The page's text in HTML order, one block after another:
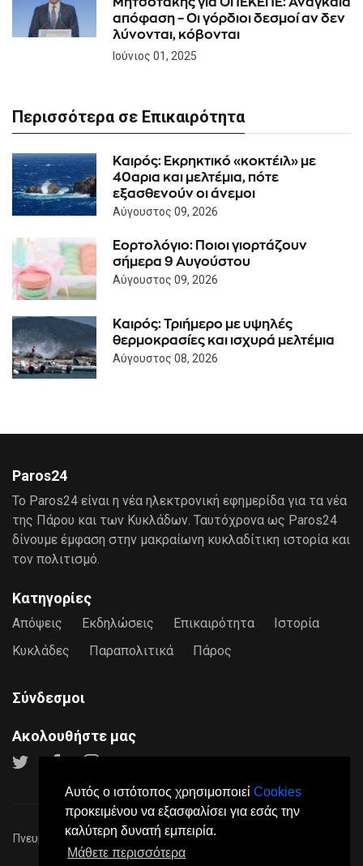
Αυτός ο ιστότοπος χρησιμοποιεί Cookies
προκειμένου να εξασφαλίσει για εσάς την
καλύτερη δυνατή εμπειρία.
Μάθετε περισσότερα
απόφαση – Οι γόρδιοι δεσμοί αν δεν
λύνονται, κόβονται
Ιούνιος 01, 2025
Περισσότερα σε Επικαιρότητα
Καιρός: Eκρηκτικό «κοκτέιλ» με
40αρια και μελτέμια, πότε
εξασθενούν οι άνεμοι
Αύγουστος 09, 2026
Εορτολόγιο: Ποιοι γιορτάζουν
σήμερα 9 Αυγούστου
Αύγουστος 09, 2026
Καιρός: Τριήμερο με υψηλές
θερμοκρασίες και ισχυρά μελτέμια
Αύγουστος 08, 2026
Paros24
Το Paros24 είναι η νέα ηλεκτρονική εφημερίδα για τα νέα
της Πάρου και των Κυκλάδων. Ταυτόχρονα ως Paros24
δίνουμε έμφαση στην μακραίωνη κυκλαδίτικη ιστορία και
τον πολιτισμό.
Κατηγορίες
Απόψεις Εκδηλώσεις Επικαιρότητα
Ιστορία
Κυκλάδες
Παραπολιτικά Πάρος
Σύνδεσμοι
Ακολουθήστε μας
Πνευματικά Δικαιώματα © 2026Paros24
νόμιμου δικαιώματος.